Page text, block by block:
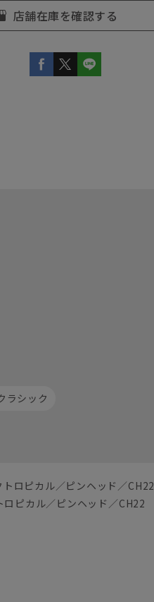
ラシック
ロピカル／ピンヘッド／CH22
ピカル／ピンヘッド／CH22